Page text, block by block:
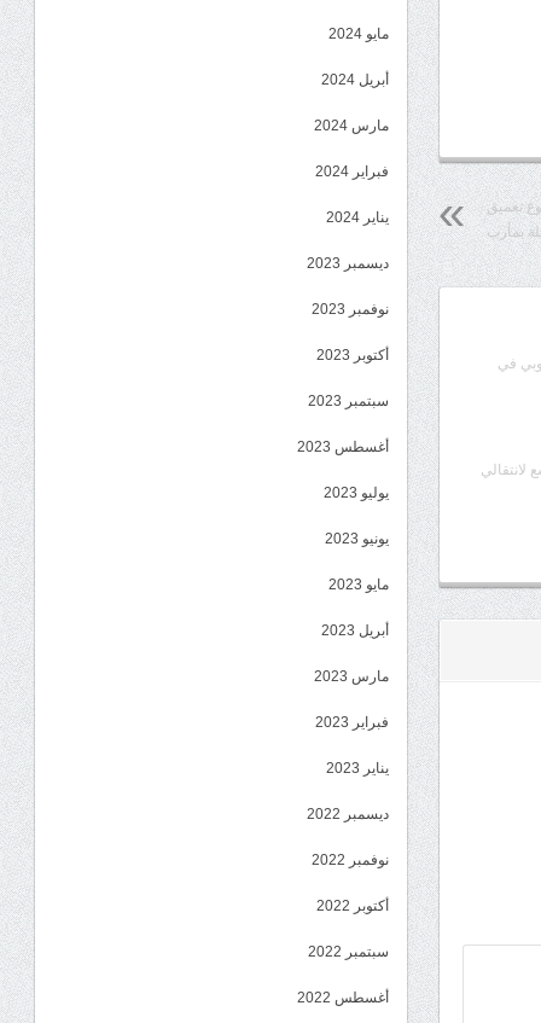
تعميق
بمأرب
في
لانتقالي
مايو 2024
أبريل 2024
مارس 2024
فبراير 2024
يناير 2024
ديسمبر 2023
نوفمبر 2023
أكتوبر 2023
سبتمبر 2023
أغسطس 2023
يوليو 2023
يونيو 2023
مايو 2023
أبريل 2023
مارس 2023
فبراير 2023
يناير 2023
ديسمبر 2022
نوفمبر 2022
أكتوبر 2022
سبتمبر 2022
أغسطس 2022